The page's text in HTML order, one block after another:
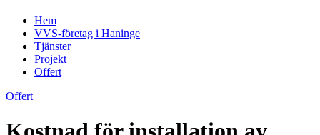
Hem
VVS-företag i Haninge
Tjänster
Projekt
Offert
Offert